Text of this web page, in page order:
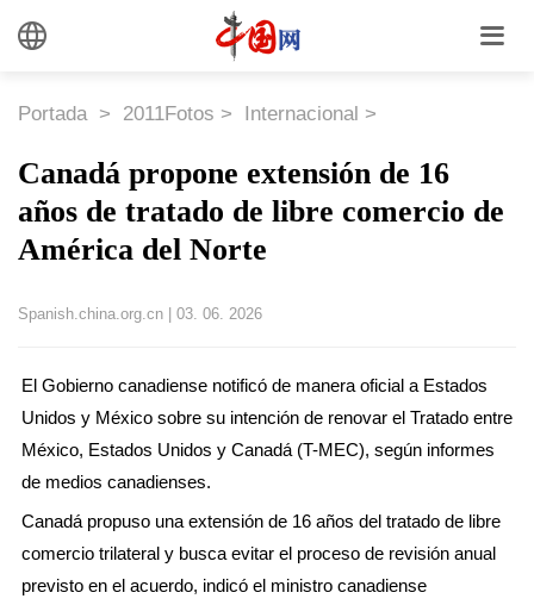
Portada > 2011Fotos > Internacional >
Canadá propone extensión de 16
años de tratado de libre comercio de
América del Norte
Spanish.china.org.cn 03. 06. 2026
El Gobierno canadiense notificó de manera oficial a Estados
Unidos y México sobre su intención de renovar el Tratado entre
México, Estados Unidos y Canadá (T-MEC), según informes
de medios canadienses.
Canadá propuso una extensión de 16 años del tratado de libre
comercio trilateral y busca evitar el proceso de revisión anual
previsto en el acuerdo, indicó el ministro canadiense